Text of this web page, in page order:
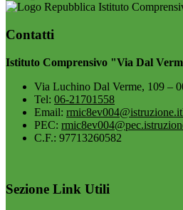
Istituto
Contatti
Istituto Comprensivo "Via Dal
Via Luchino Dal Verme, 109 –
Tel: 06-21701558
Email: rmic8ev004@istruzione.it
PEC:
C.F.: 97713260582
Sezione Link Utili